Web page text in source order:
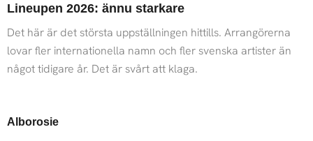
Lineupen 2026: ännu starkare
Det här är det största uppställningen hittills. Arrangörerna
lovar fler internationella namn och fler svenska artister än
något tidigare år. Det är svårt att klaga.
Alborosie